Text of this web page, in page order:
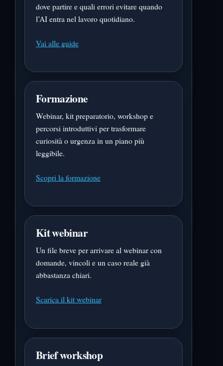
dove partire e quali errori evitare quando
l’AI entra nel lavoro quotidiano.
Vai alle guide
Formazione
Webinar, kit preparatorio, workshop e
percorsi introduttivi per trasformare
curiosità o urgenza in un piano più
leggibile.
Scopri la formazione
Kit webinar
Un file breve per arrivare al webinar con
domande, vincoli e un caso reale già
abbastanza chiari.
Scarica il kit webinar
Brief workshop